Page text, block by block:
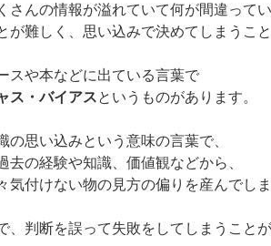
さんの情報が溢れていて何が間違って
が難しく、思い込みで決めてしまうこ
スや本などに出ている言葉で
ス・バイアスというものがあります。
の思い込みという意味の言葉で、
去の経験や知識、価値観などから、
気付けない物の見方の偏りを産んでしま
、判断を誤って失敗をしてしまうこと